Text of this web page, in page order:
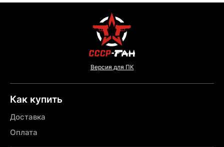
Версия для ПК
Как купить
Доставка
Оплата